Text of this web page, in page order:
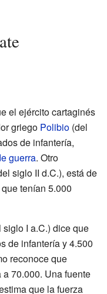
el ejército cartaginés
griego Polibio (del
de infantería,
guerra. Otro
siglo II d.C.), está de
tenían 5.000
siglo I a.C.) dice que
de infantería y 4.500
reconoce que
70.000. Una fuente
que la fuerza